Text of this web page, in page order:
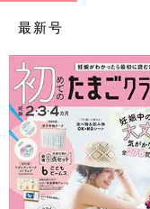
最新号